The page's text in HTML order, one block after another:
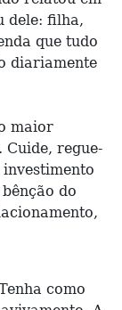
dele: filha,
que tudo
diariamente
maior
regue-
do
como